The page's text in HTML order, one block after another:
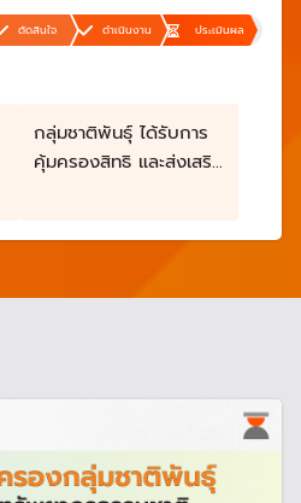
ตัดสินใจ ดำเนินงาน ประเมินผล
กลุ่มชาติพันธุ์ ได้รับการ
คุ้มครองสิทธิ และส่งเสริม